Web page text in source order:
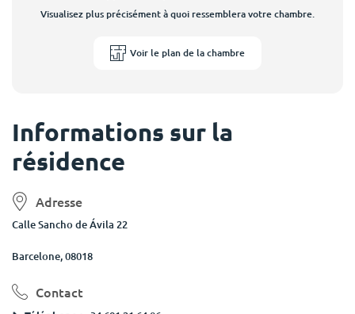
Informations sur la
résidence
Adresse
Calle Sancho de Ávila 22
Barcelone, 08018
Contact
Visualisez plus précisément à quoi ressemblera votre chambre.
Voir le plan de la chambre